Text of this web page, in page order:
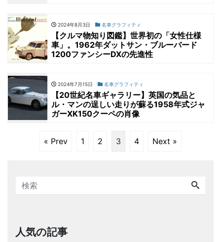
2024年8月3日 名車グラフィティ
【クルマ物知り図鑑】世界初の「女性仕様
車」。1962年ダットサン・ブルーバード
1200ファンシーDXの先進性
2024年7月15日 名車グラフィティ
【20世紀名車ギャラリー】英国の気品と
ル・マンの逞しい走りが蘇る1958年式ジャ
ガーXK150クーペの肖像
« Prev 1 2 3 4 Next »
人気の記事